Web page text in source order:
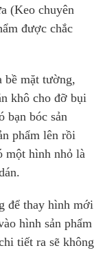
(Keo chuyên
được chắc
bề mặt tường,
khô cho đỡ bụi
bạn bóc sản
phẩm lên rồi
một hình nhỏ là
để thay hình mới
hình sản phẩm
tiết ra sẽ không